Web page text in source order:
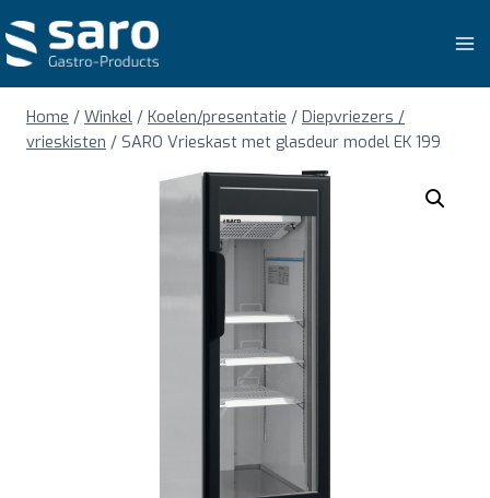
naar
inhoud
Home / Winkel / Koelen/presentatie / Diepvriezers /
vrieskisten / SARO Vrieskast met glasdeur model EK 199